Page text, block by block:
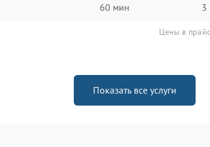
60 мин 3
Цены в
Показать все услуги